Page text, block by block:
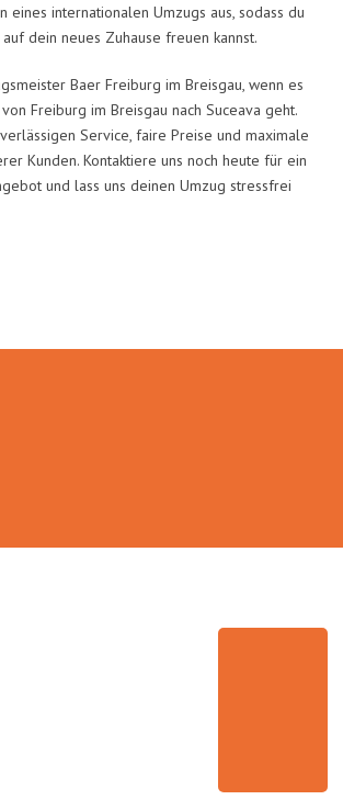
eines internationalen Umzugs aus, sodass du
dein neues Zuhause freuen kannst.
Baer Freiburg im Breisgau, wenn es
Freiburg im Breisgau nach Suceava geht.
Service, faire Preise und maximale
Kunden. Kontaktiere uns noch heute für ein
und lass uns deinen Umzug stressfrei